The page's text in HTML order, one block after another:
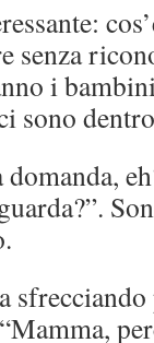
senza
i
sono